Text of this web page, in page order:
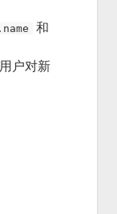
和
用户对新